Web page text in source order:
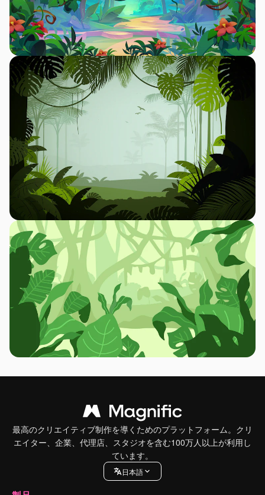
最高のクリエイティブ制作を導くためのプラットフォーム。クリ
エイター、企業、代理店、スタジオを含む100万人以上が利用し
ています。
日本語